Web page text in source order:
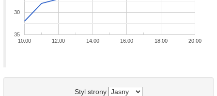
10:00 12:00 14:00 16:00 18:00 20:00
30
35
Styl strony